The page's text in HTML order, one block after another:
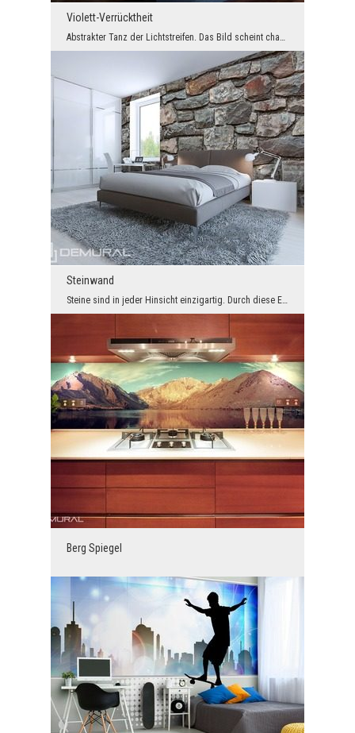
Violett-Verrücktheit
Abstrakter Tanz der Lichtstreifen. Das Bild scheint chaotisch zu sein, aber tatsächlich ist diese...
Steinwand
Steine sind in jeder Hinsicht einzigartig. Durch diese Eigenschaft können Sie eine interessante u...
Berg Spiegel